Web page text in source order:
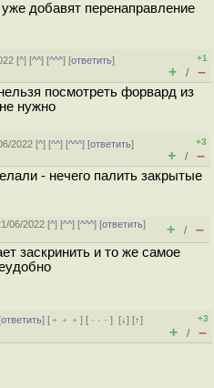
добавят перенаправление
[^] [^^] [^^^] [ответить]
+1
+ / –
посмотреть форвард из
нужно
2022 [^] [^^] [^^^] [ответить]
+3
+ / –
- нечего палить закрытые
06/2022 [^] [^^] [^^^] [ответить]
+ / –
заскринить и то же самое
ответить] [ ﹢﹢﹢] [ · · ·][↓] [↑]
+3
+ / –